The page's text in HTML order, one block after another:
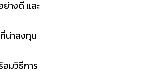
างดี และ
น่าลงทุน
มวิธีการ